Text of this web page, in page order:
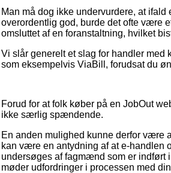
Man må dog ikke undervurdere, at
overordentlig god, burde det ofte være
omsluttet af en foranstaltning, hvilket
Vi slår generelt et slag for handler
som eksempelvis ViaBill, forudsat du
Forud for at folk køber på en JobOut
ikke særlig spændende.
En anden mulighed kunne derfor være
kan være en antydning af at e-handlen
undersøges af fagmænd som er indført
møder udfordringer i processen med